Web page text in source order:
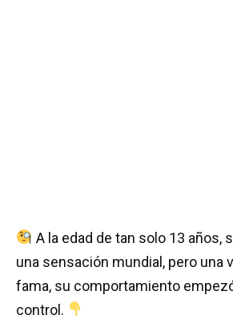
A la edad de tan solo 13 años,
una sensación mundial, pero una
fama, su comportamiento
control.